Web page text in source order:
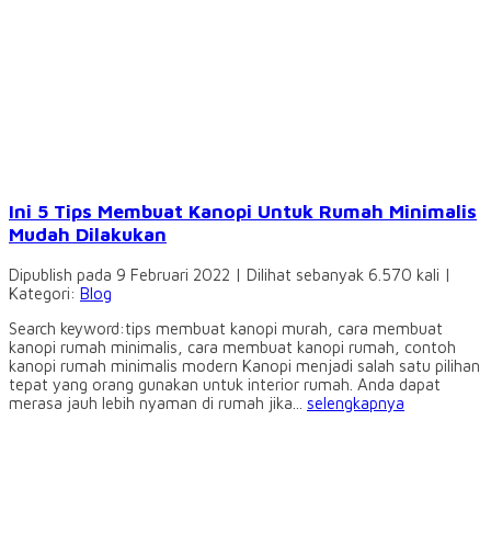
Ini 5 Tips Membuat Kanopi Untuk Rumah Minimalis
Mudah Dilakukan
Dipublish pada 9 Februari 2022 | Dilihat sebanyak 6.570 kali |
Kategori: Blog
Search keyword:tips membuat kanopi murah, cara membuat
kanopi rumah minimalis, cara membuat kanopi rumah, contoh
kanopi rumah minimalis modern Kanopi menjadi salah satu pilihan
tepat yang orang gunakan untuk interior rumah. Anda dapat
merasa jauh lebih nyaman di rumah jika... selengkapnya